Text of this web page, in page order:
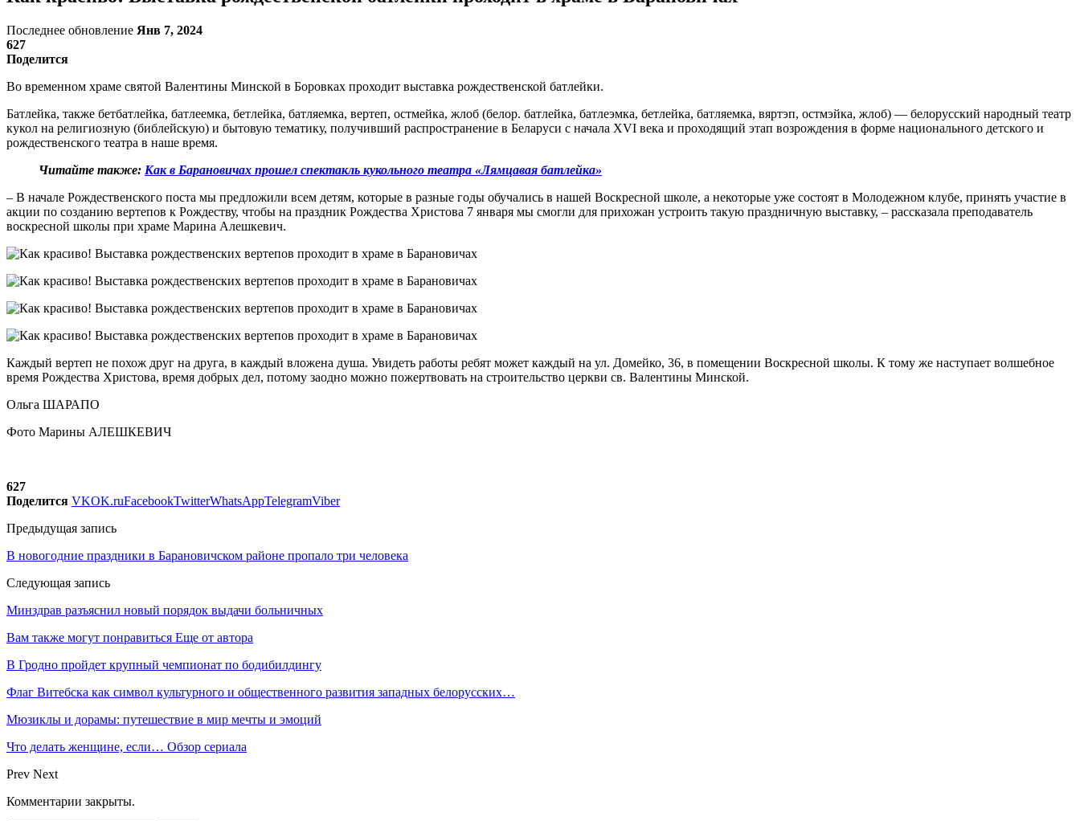
Последнее обновление Янв 7, 2024
627
Поделится
Во временном храме святой Валентины Минской в Боровках проходит выставка рождественской батлейки.
Батлейка, также бетбатлейка, батлеемка, бетлейка, батляемка, вертеп, остмейка, жлоб (белор. батлейка, батлеэмка, бетлейка, батляемка, вяртэп, остмэйка, жлоб) — белорусский народный театр
кукол на религиозную (библейскую) и бытовую тематику, получивший распространение в Беларуси с начала XVI века и проходящий этап возрождения в форме национального детского и
рождественского театра в наше время.
Читайте также: Как в Барановичах прошел спектакль кукольного театра «Лямцавая батлейка»
– В начале Рождественского поста мы предложили всем детям, которые в разные годы обучались в нашей Воскресной школе, а некоторые уже состоят в Молодежном клубе, принять участие в
акции по созданию вертепов к Рождеству, чтобы на праздник Рождества Христова 7 января мы смогли для прихожан устроить такую праздничную выставку, – рассказала преподаватель
воскресной школы при храме Марина Алешкевич.
Каждый вертеп не похож друг на друга, в каждый вложена душа. Увидеть работы ребят может каждый на ул. Домейко, 36, в помещении Воскресной школы. К тому же наступает волшебное
время Рождества Христова, время добрых дел, потому заодно можно пожертвовать на строительство церкви св. Валентины Минской.
Ольга ШАРАПО
Фото Марины АЛЕШКЕВИЧ
627
Поделится VKOK.ruFacebookTwitterWhatsAppTelegramViber
Предыдущая запись
В новогодние праздники в Барановичском районе пропало три человека
Следующая запись
Минздрав разъяснил новый порядок выдачи больничных
Вам также могут понравиться Еще от автора
В Гродно пройдет крупный чемпионат по бодибилдингу
Флаг Витебска как символ культурного и общественного развития западных белорусских…
Мюзиклы и дорамы: путешествие в мир мечты и эмоций
Что делать женщине, если… Обзор сериала
Prev Next
Комментарии закрыты.